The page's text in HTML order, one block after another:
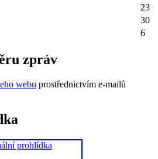
23
30
6
zpráv
webu prostřednictvím e-mailů